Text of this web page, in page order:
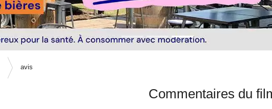
avis
Commentaires du